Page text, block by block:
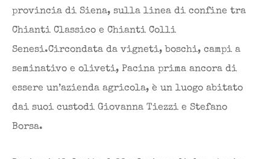
provincia di Siena, sulla linea di confine tra
Chianti Classico e Chianti Colli
Senesi.Circondata da vigneti, boschi, campi a
seminativo e oliveti, Pacina prima ancora di
essere un’azienda agricola, è un luogo abitato
dai suoi custodi Giovanna Tiezzi e Stefano
Borsa.